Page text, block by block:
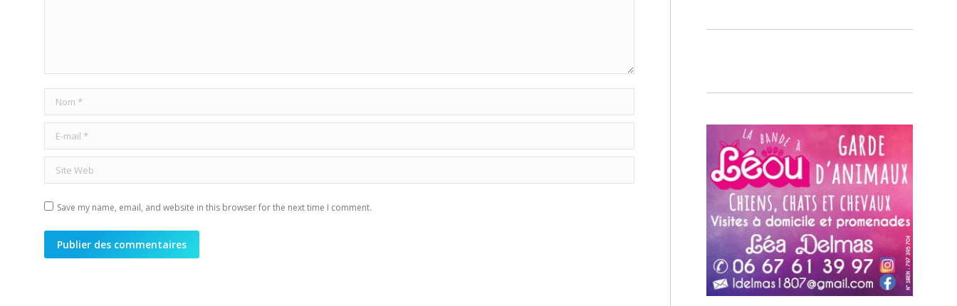
Nom *
E-mail *
Site Web
Save my name, email, and website in this browser for the next time I comment.
Publier des commentaires